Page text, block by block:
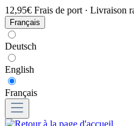
12,95€ Frais de port · Livraison
Français
Deutsch
English
Français